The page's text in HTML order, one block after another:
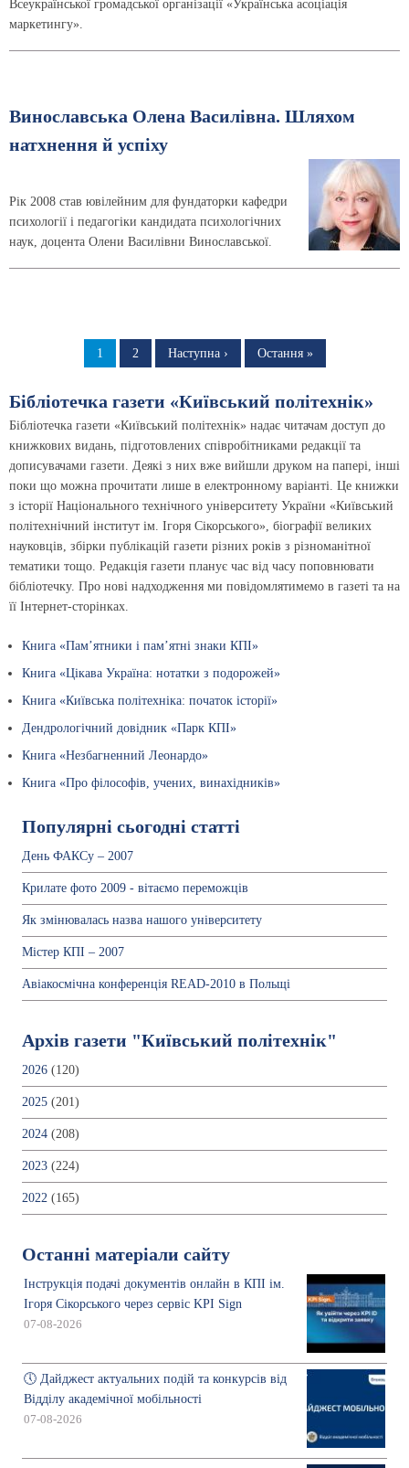
Всеукраїнської громадської організації «Українська асоціація
маркетингу».
Винославська Олена Василівна. Шляхом
натхнення й успіху
Рік 2008 став ювілейним для фундаторки кафедри
психології і педагогіки кандидата психологічних
наук, доцента Олени Василівни Винославської.
Сторінка
1 Сторінка
2
Наступна
Наступна ›
Остання
Остання »
Бібліотечка газети «Київський політехнік»
Бібліотечка газети «Київський політехнік» надає читачам доступ до
книжкових видань, підготовлених співробітниками редакції та
дописувачами газети. Деякі з них вже вийшли друком на папері, інші
поки що можна прочитати лише в електронному варіанті. Це книжки
з історії Національного технічного університету України «Київський
політехнічний інститут ім. Ігоря Сікорського», біографії великих
науковців, збірки публікацій газети різних років з різноманітної
тематики тощо. Редакція газети планує час від часу поповнювати
бібліотечку. Про нові надходження ми повідомлятимемо в газеті та на
її Інтернет-сторінках.
Книга «Пам’ятники і пам’ятні знаки КПІ»
Книга «Цікава Україна: нотатки з подорожей»
Книга «Київська політехніка: початок історії»
Дендрологічний довідник «Парк КПІ»
Книга «Незбагненний Леонардо»
Книга «Про філософів, учених, винахідників»
Популярні сьогодні статті
День ФАКСу – 2007
Крилате фото 2009 - вітаємо переможців
Як змінювалась назва нашого університету
Містер КПІ – 2007
Авіакосмічна конференція READ-2010 в Польщі
Архів газети "Київський політехнік"
2026 (120)
2025 (201)
2024 (208)
2023 (224)
2022 (165)
Останні матеріали сайту
Інструкція подачі документів онлайн в КПІ ім.
Ігоря Сікорського через сервіс KPI Sign
07-08-2026
🕔 Дайджест актуальних подій та конкурсів від
Відділу академічної мобільності
07-08-2026